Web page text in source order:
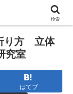
り方 立体
究室
はてブ
検索